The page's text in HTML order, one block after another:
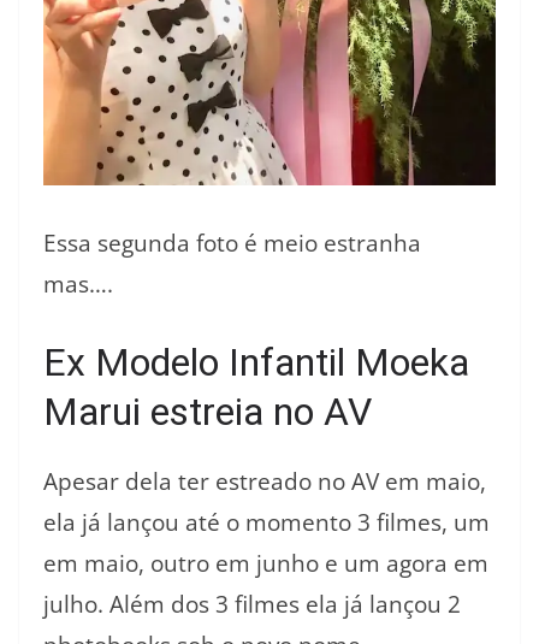
Essa segunda foto é meio estranha
mas….
Ex Modelo Infantil Moeka
Marui estreia no AV
Apesar dela ter estreado no AV em maio,
ela já lançou até o momento 3 filmes, um
em maio, outro em junho e um agora em
julho. Além dos 3 filmes ela já lançou 2